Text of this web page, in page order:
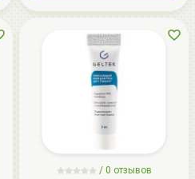
/ 0 отзывов